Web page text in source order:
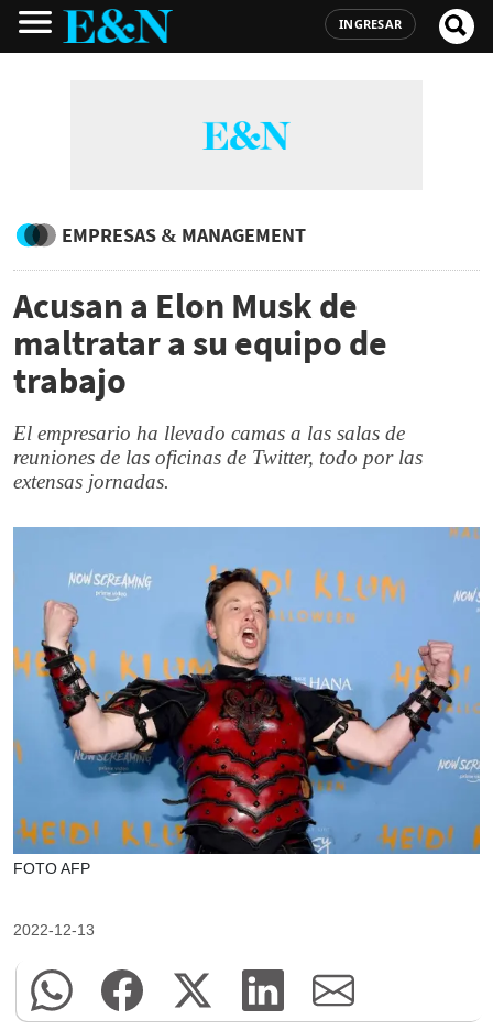
INGRESAR
EMPRESAS & MANAGEMENT
Acusan a Elon Musk de
maltratar a su equipo de
trabajo
El empresario ha llevado camas a las salas de
reuniones de las oficinas de Twitter, todo por las
extensas jornadas.
FOTO AFP
2022-12-13